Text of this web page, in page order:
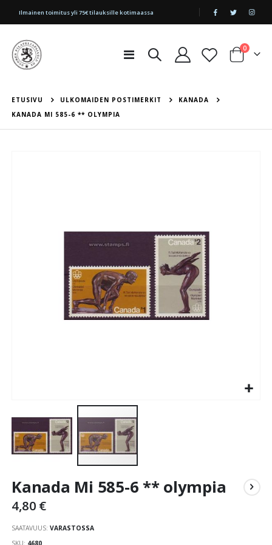
|
Ilmainen toimitus yli 75€ tilauksille kotimaassa
Toggle
Cart
0tuotetta
ETUSIVU ULKOMAIDEN POSTIMERKIT
KANADA
KANADA MI 585-6 ** OLYMPIA
to
beginning
Kanada Mi 585-6 ** olympia
4,80 €
SAATAVUUS: VARASTOSSA
SKU 4680